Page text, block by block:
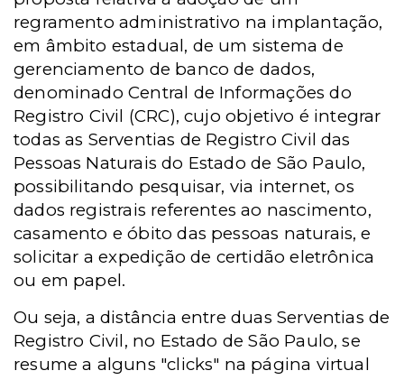
regramento administrativo na implantação,
em âmbito estadual, de um sistema de
gerenciamento de banco de dados,
denominado Central de Informações do
Registro Civil (CRC), cujo objetivo é integrar
todas as Serventias de Registro Civil das
Pessoas Naturais do Estado de São Paulo,
possibilitando pesquisar, via internet, os
dados registrais referentes ao nascimento,
casamento e óbito das pessoas naturais, e
solicitar a expedição de certidão eletrônica
ou em papel.
Ou seja, a distância entre duas Serventias de
Registro Civil, no Estado de São Paulo, se
resume a alguns "clicks" na página virtual